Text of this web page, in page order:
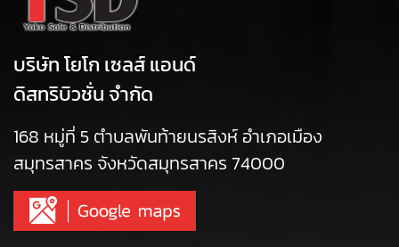
บริษัท โยโก เซลส์ แอนด์
ดิสทริบิวชั่น จำกัด
168 หมู่ที่ 5 ตำบลพันท้ายนรสิงห์ อำเภอเมือง
สมุทรสาคร จังหวัดสมุทรสาคร 74000